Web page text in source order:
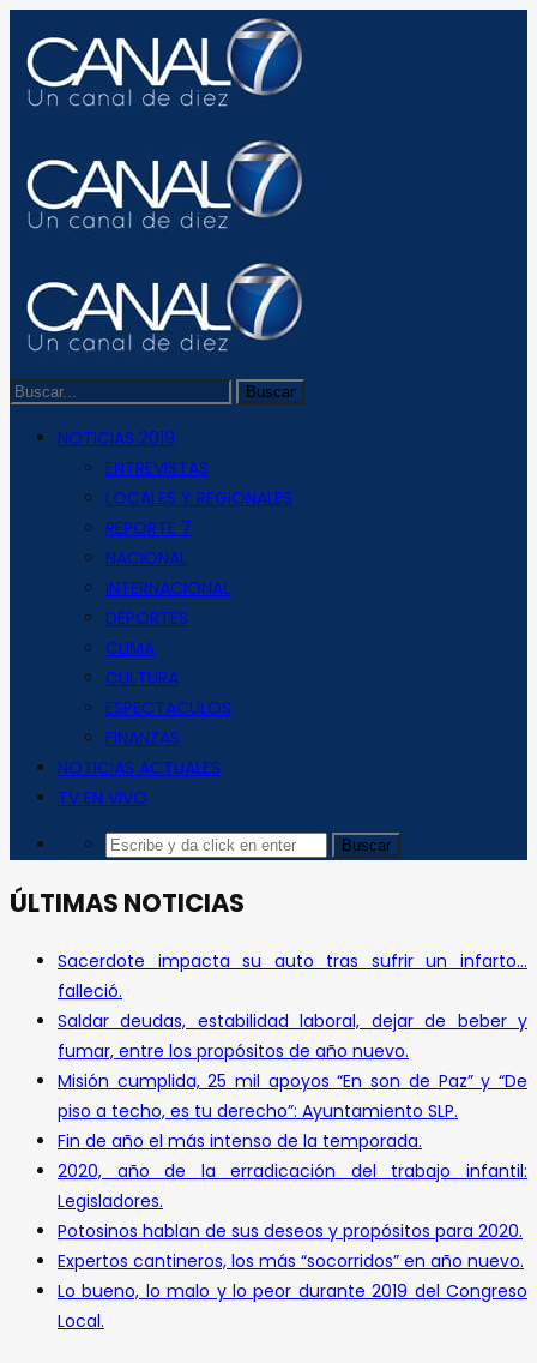
NOTICIAS 2019
ENTREVISTAS
LOCALES Y REGIONALES
REPORTE 7
NACIONAL
INTERNACIONAL
DEPORTES
CLIMA
CULTURA
ESPECTACULOS
FINANZAS
NOTICIAS ACTUALES
TV EN VIVO
ÚLTIMAS NOTICIAS
Sacerdote impacta su auto tras sufrir un infarto…
falleció.
Saldar deudas, estabilidad laboral, dejar de beber y
fumar, entre los propósitos de año nuevo.
Misión cumplida, 25 mil apoyos “En son de Paz” y “De
piso a techo, es tu derecho”: Ayuntamiento SLP.
Fin de año el más intenso de la temporada.
2020, año de la erradicación del trabajo infantil:
Legisladores.
Potosinos hablan de sus deseos y propósitos para 2020.
Expertos cantineros, los más “socorridos” en año nuevo.
Lo bueno, lo malo y lo peor durante 2019 del Congreso
Local.